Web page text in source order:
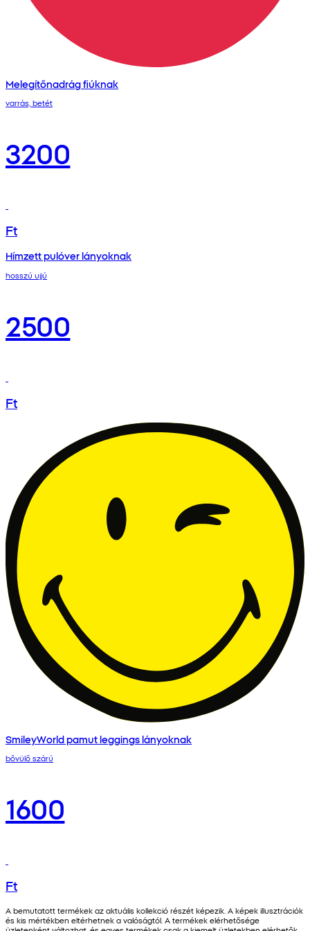
Melegítőnadrág fiúknak
varrás, betét
3200
Ft
Hímzett pulóver lányoknak
hosszú ujjú
2500
Ft
SmileyWorld pamut leggings lányoknak
bővülő szárú
1600
Ft
A bemutatott termékek az aktuális kollekció részét képezik. A képek illusztrációk
és kis mértékben eltérhetnek a valóságtól. A termékek elérhetősége